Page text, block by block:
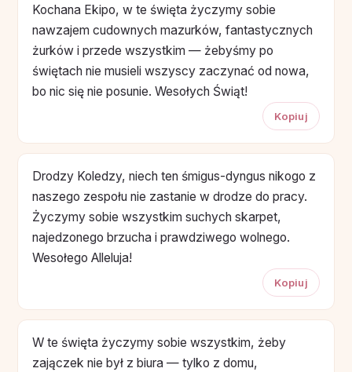
Kochana Ekipo, w te święta życzymy sobie
nawzajem cudownych mazurków, fantastycznych
żurków i przede wszystkim — żebyśmy po
świętach nie musieli wszyscy zaczynać od nowa,
bo nic się nie posunie. Wesołych Świąt!
Kopiuj
Drodzy Koledzy, niech ten śmigus-dyngus nikogo z
naszego zespołu nie zastanie w drodze do pracy.
Życzymy sobie wszystkim suchych skarpet,
najedzonego brzucha i prawdziwego wolnego.
Wesołego Alleluja!
Kopiuj
W te święta życzymy sobie wszystkim, żeby
zajączek nie był z biura — tylko z domu,